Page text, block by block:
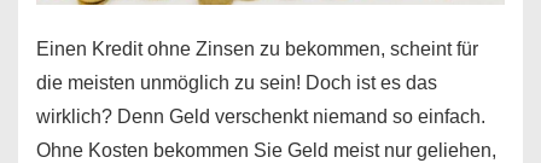
Einen Kredit ohne Zinsen zu bekommen, scheint für
die meisten unmöglich zu sein! Doch ist es das
wirklich? Denn Geld verschenkt niemand so einfach.
Ohne Kosten bekommen Sie Geld meist nur geliehen,